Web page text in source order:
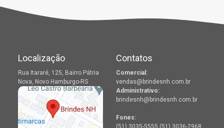
Localização
Rua Itararé, 125, Bairro Pátria
Nova, Novo Hamburgo-RS
Contatos
Comercial:
vendas@brindesnh.com.br
Administrativo:
brindesnh@brindesnh.com.br
Fones:
(51) 3035-5555 (51) 3036-2968